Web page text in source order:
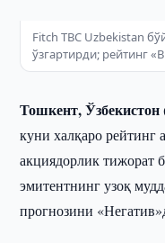
Fitch TBC Uzbekistan
ўзгартирди; рейтинг
Тошкент,
куни халқаро рейтинг
акциядорлик
эмитентнинг узоқ
прогнозини